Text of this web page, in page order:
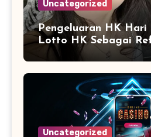
Uncategorized
Pengeluaran HK
Lotto HK Sebagai
Data Angka
Uncategorized